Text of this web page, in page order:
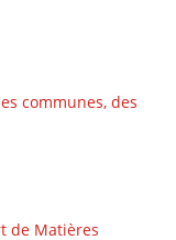
communes, des
de Matières